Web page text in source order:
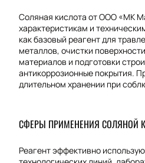
Соляная кислота от ООО «МК
характеристикам и
как базовый реагент для
металлов, очистки
материалов и подготовки
антикоррозионные покрытия.
длительном хранении при
СФЕРЫ ПРИМЕНЕНИЯ СОЛЯНОЙ
Реагент эффективно